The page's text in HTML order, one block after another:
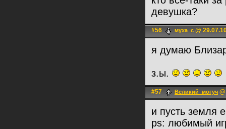
девушка?
#56 муха_с @
я думаю
з.ы.
#57 Великий_могуч
и пусть земля
ps: любимый